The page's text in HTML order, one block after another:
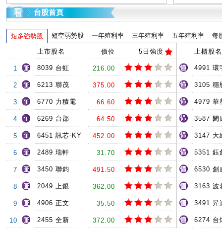
台股首頁
短多強勢股 短空弱勢股 一年殖利率 三年殖利率 五年殖利率 每
上市股名 價位 5日強度
1 8039 台虹 216.00
2 6213 聯茂 375.00
3 6770 力積電 66.60
4 6269 台郡 64.50
5 6451 訊芯-KY 452.00
6 2489 瑞軒 31.70
7 3450 聯鈞 491.50
8 2049 上銀 362.00
9 4906 正文 35.50
10 2455 全新 372.00
上櫃股名
4991 環
3105 穩
4979 華
3587 閎
3147 大
5351 鈺
6530 創
3163 波
3491 昇
6274 台